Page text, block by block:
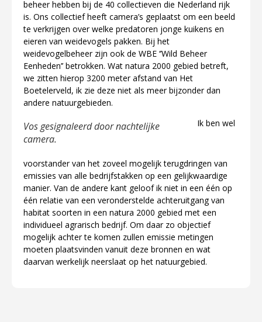
beheer hebben bij de 40 collectieven die Nederland rijk
is. Ons collectief heeft camera’s geplaatst om een beeld
te verkrijgen over welke predatoren jonge kuikens en
eieren van weidevogels pakken. Bij het
weidevogelbeheer zijn ook de WBE ‘’Wild Beheer
Eenheden’’ betrokken. Wat natura 2000 gebied betreft,
we zitten hierop 3200 meter afstand van Het
Boetelerveld, ik zie deze niet als meer bijzonder dan
andere natuurgebieden.
Vos gesignaleerd door nachtelijke
camera.
Ik ben wel
voorstander van het zoveel mogelijk terugdringen van
emissies van alle bedrijfstakken op een gelijkwaardige
manier. Van de andere kant geloof ik niet in een één op
één relatie van een veronderstelde achteruitgang van
habitat soorten in een natura 2000 gebied met een
individueel agrarisch bedrijf. Om daar zo objectief
mogelijk achter te komen zullen emissie metingen
moeten plaatsvinden vanuit deze bronnen en wat
daarvan werkelijk neerslaat op het natuurgebied.